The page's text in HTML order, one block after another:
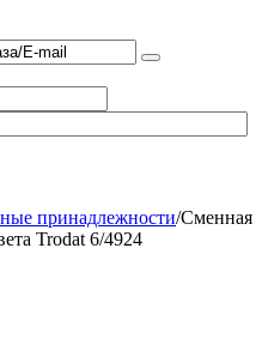
принадлежности/Сменная
Trodat 6/4924